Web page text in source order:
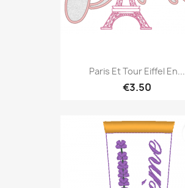
Paris Et Tour Eiffel En...
€3.50